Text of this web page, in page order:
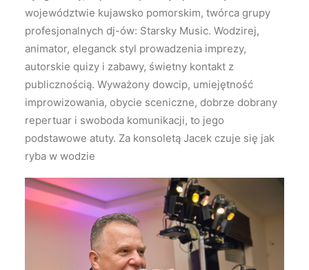
województwie kujawsko pomorskim, twórca grupy
profesjonalnych dj-ów: Starsky Music. Wodzirej,
animator, eleganck styl prowadzenia imprezy,
autorskie quizy i zabawy, świetny kontakt z
publicznością. Wyważony dowcip, umiejętność
improwizowania, obycie sceniczne, dobrze dobrany
repertuar i swoboda komunikacji, to jego
podstawowe atuty. Za konsoletą Jacek czuje się jak
ryba w wodzie